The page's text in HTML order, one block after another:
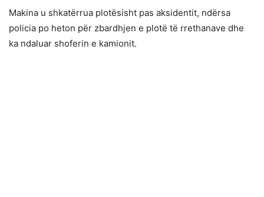
Makina u shkatërrua plotësisht pas aksidentit, ndërsa
policia po heton për zbardhjen e plotë të rrethanave dhe
ka ndaluar shoferin e kamionit.